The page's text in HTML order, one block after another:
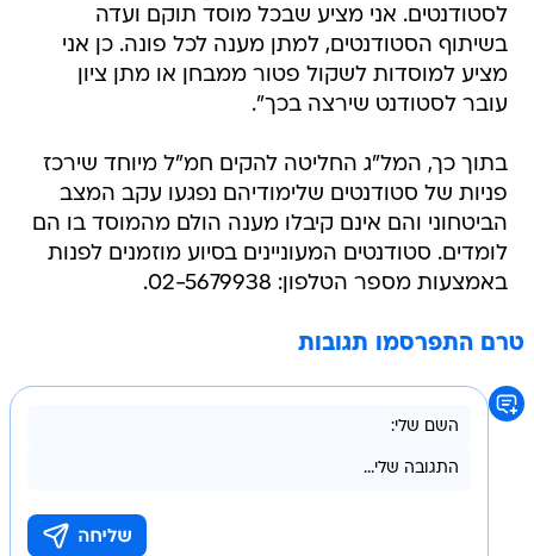
לסטודנטים. אני מציע שבכל מוסד תוקם ועדה
בשיתוף הסטודנטים, למתן מענה לכל פונה. כן אני
מציע למוסדות לשקול פטור ממבחן או מתן ציון
עובר לסטודנט שירצה בכך".
בתוך כך, המל"ג החליטה להקים חמ"ל מיוחד שירכז
פניות של סטודנטים שלימודיהם נפגעו עקב המצב
הביטחוני והם אינם קיבלו מענה הולם מהמוסד בו הם
לומדים. סטודנטים המעוניינים בסיוע מוזמנים לפנות
באמצעות מספר הטלפון: 02-5679938.
טרם התפרסמו תגובות